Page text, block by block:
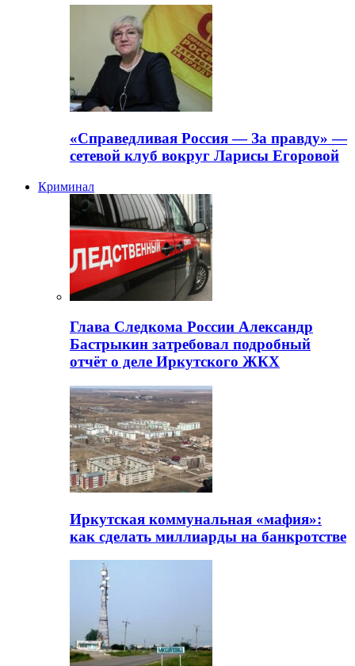
«Справедливая Россия — За правду» —
сетевой клуб вокруг Ларисы Егоровой
Криминал
Глава Следкома России Александр
Бастрыкин затребовал подробный
отчёт о деле Иркутского ЖКХ
Иркутская коммунальная «мафия»:
как сделать миллиарды на банкротстве